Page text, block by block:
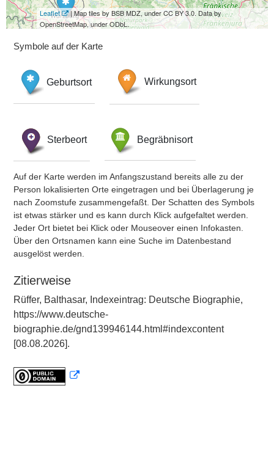
Leaflet
| Map tiles by BSB MDZ, under CC BY 3.0. Data by
OpenStreetMap, under ODbL.
Symbole auf der Karte
Geburtsort Wirkungsort
Sterbeort Begräbnisort
Auf der Karte werden im Anfangszustand bereits alle zu der
Person lokalisierten Orte eingetragen und bei Überlagerung je
nach Zoomstufe zusammengefaßt. Der Schatten des Symbols
ist etwas stärker und es kann durch Klick aufgefaltet werden.
Jeder Ort bietet bei Klick oder Mouseover einen Infokasten.
Über den Ortsnamen kann eine Suche im Datenbestand
ausgelöst werden.
Zitierweise
Rüffer, Balthasar, Indexeintrag: Deutsche Biographie,
https://www.deutsche-
biographie.de/gnd139946144.html#indexcontent
[08.08.2026].